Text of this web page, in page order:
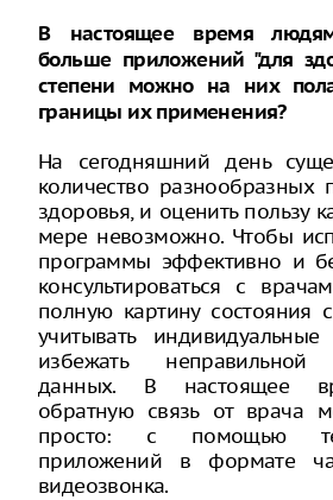
В настоящее время
больше приложений "для
степени можно на них
границы их применения?
На сегодняшний день
количество разнообразных
здоровья, и оценить пользу
мере невозможно. Чтобы
программы эффективно и
консультироваться с
полную картину состояния
учитывать
избежать неправильной
данных. В настоящее
обратную связь от врача
просто: с помощью
приложений в формате
видеозвонка.